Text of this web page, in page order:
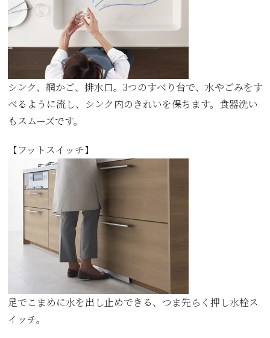
シンク、網かご、排水口。3つのすべり台で、水やごみをす
べるように流し、シンク内のきれいを保ちます。食器洗い
もスムーズです。
【フットスイッチ】
足でこまめに水を出し止めできる、つま先らく押し水栓ス
イッチ。